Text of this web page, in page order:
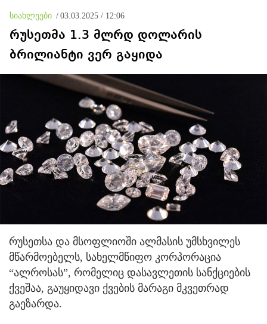
სიახლეები / 03.03.2025 / 12:06
რუსეთმა 1.3 მლრდ დოლარის
ბრილიანტი ვერ გაყიდა
რუსეთსა და მსოფლიოში ალმასის უმსხვილეს
მწარმოებელს, სახელმწიფო კორპორაცია
“ალროსას”, რომელიც დასავლეთის სანქციების
ქვეშაა, გაუყიდავი ქვების მარაგი მკვეთრად
გაეზარდა.